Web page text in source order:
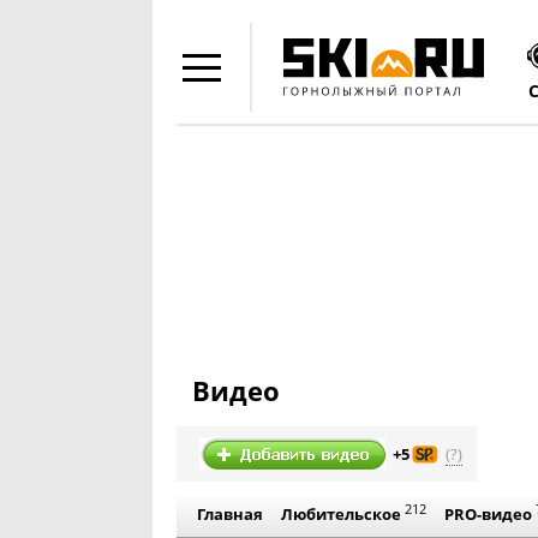
Видео
+5 (?)
Главная Любительское 212 PRO-видео